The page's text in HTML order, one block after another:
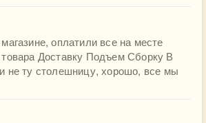
оплатили все на месте
Доставку Подъем Сборку В
не ту столешницу, хорошо, все мы